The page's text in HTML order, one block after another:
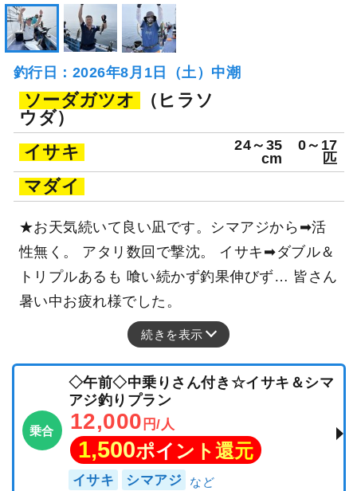
釣行日：2026年8月1日（土）中潮
ソーダガツオ
（ヒラソ
ウダ）
イサキ
24～35
cm
0～17
匹
マダイ
★お天気続いて良い凪です。シマアジから➡活
性無く。 アタリ数回で撃沈。 イサキ➡ダブル＆
トリプルあるも 喰い続かず釣果伸びず… 皆さん
暑い中お疲れ様でした。
続きを表示
乗合
◇午前◇中乗りさん付き☆イサキ＆シマ
アジ釣りプラン
12,000 円/人
1,500ポイント還元
イサキ シマアジ